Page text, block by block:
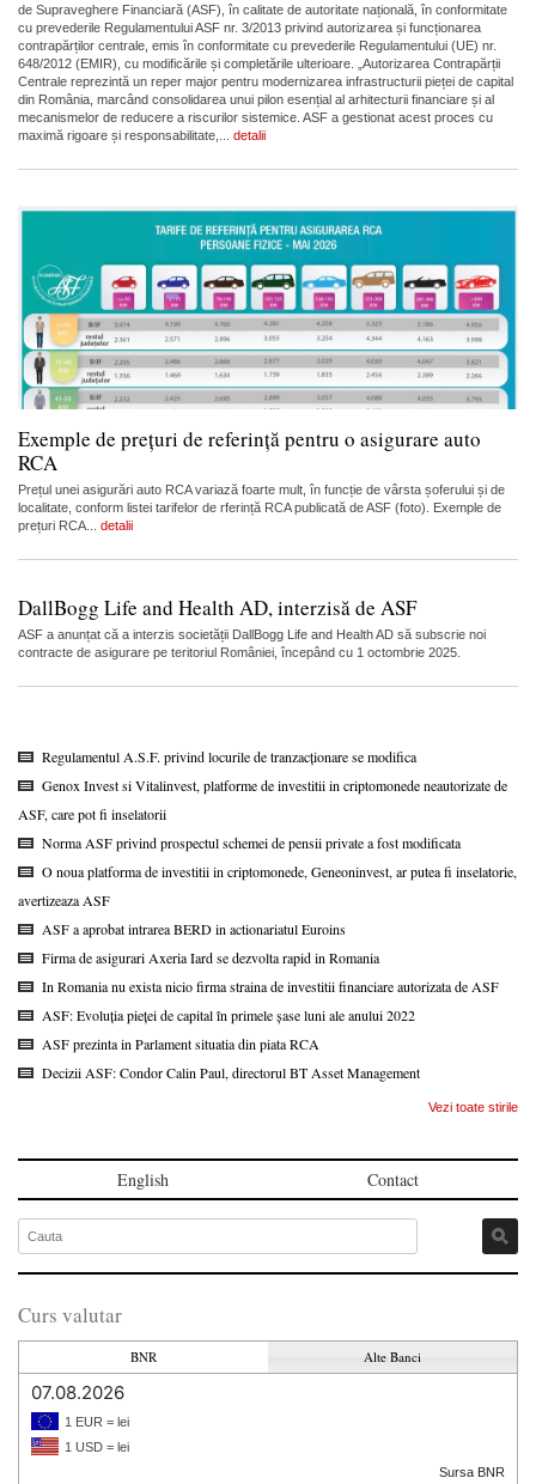
de Supraveghere Financiară (ASF), în calitate de autoritate națională, în conformitate
cu prevederile Regulamentului ASF nr. 3/2013 privind autorizarea și funcționarea
contrapărților centrale, emis în conformitate cu prevederile Regulamentului (UE) nr.
648/2012 (EMIR), cu modificările și completările ulterioare. „Autorizarea Contrapărții
Centrale reprezintă un reper major pentru modernizarea infrastructurii pieței de capital
din România, marcând consolidarea unui pilon esențial al arhitecturii financiare și al
mecanismelor de reducere a riscurilor sistemice. ASF a gestionat acest proces cu
maximă rigoare și responsabilitate,... detalii
Exemple de prețuri de referință pentru o asigurare auto
RCA
Prețul unei asigurări auto RCA variază foarte mult, în funcție de vârsta șoferului și de
localitate, conform listei tarifelor de rferință RCA publicată de ASF (foto). Exemple de
prețuri RCA... detalii
DallBogg Life and Health AD, interzisă de ASF
ASF a anunțat că a interzis societății DallBogg Life and Health AD să subscrie noi
contracte de asigurare pe teritoriul României, începând cu 1 octombrie 2025.
Regulamentul A.S.F. privind locurile de tranzacționare se modifica
Genox Invest si Vitalinvest, platforme de investitii in criptomonede neautorizate de
ASF, care pot fi inselatorii
Norma ASF privind prospectul schemei de pensii private a fost modificata
O noua platforma de investitii in criptomonede, Geneoninvest, ar putea fi inselatorie,
avertizeaza ASF
ASF a aprobat intrarea BERD in actionariatul Euroins
Firma de asigurari Axeria Iard se dezvolta rapid in Romania
In Romania nu exista nicio firma straina de investitii financiare autorizata de ASF
ASF: Evoluția pieței de capital în primele șase luni ale anului 2022
ASF prezinta in Parlament situatia din piata RCA
Decizii ASF: Condor Calin Paul, directorul BT Asset Management
Vezi toate stirile
English Contact
Curs valutar
BNR Alte Banci
07.08.2026
1 EUR = lei
1 USD = lei
Sursa BNR